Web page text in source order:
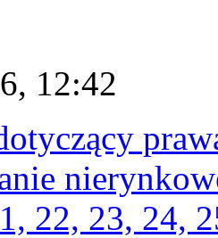
12:42
22, 23, 24,